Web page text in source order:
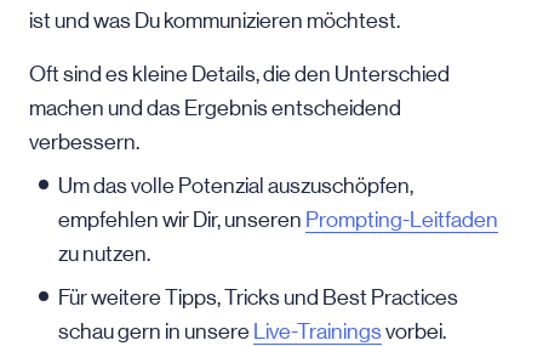
ist und was Du kommunizieren möchtest.
Oft sind es kleine Details, die den Unterschied
machen und das Ergebnis entscheidend
verbessern.
Um das volle Potenzial auszuschöpfen,
empfehlen wir Dir, unseren Prompting-Leitfaden
zu nutzen.
Für weitere Tipps, Tricks und Best Practices
schau gern in unsere Live-Trainingsvorbei.